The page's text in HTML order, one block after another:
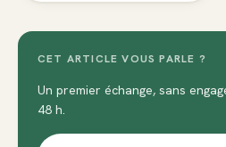
CET ARTICLE VOUS PARLE ?
Un premier échange, sans
48 h.